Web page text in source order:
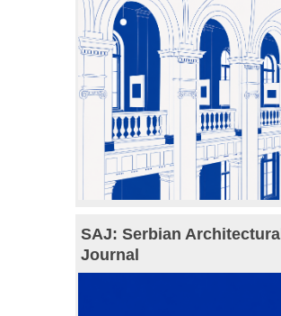
SAJ: Serbian Architectural
Journal